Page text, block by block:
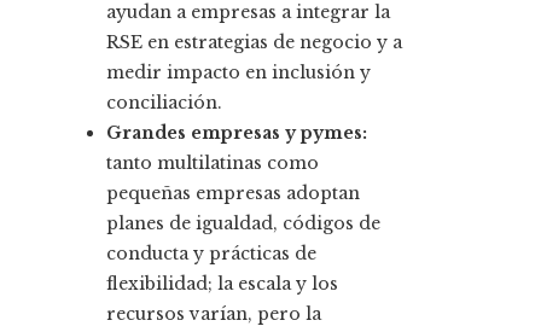
ayudan a empresas a integrar la
RSE en estrategias de negocio y a
medir impacto en inclusión y
conciliación.
Grandes empresas y pymes:
tanto multilatinas como
pequeñas empresas adoptan
planes de igualdad, códigos de
conducta y prácticas de
flexibilidad; la escala y los
recursos varían, pero la